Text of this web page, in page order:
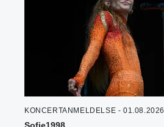
KONCERTANMELDELSE - 01.08.2026